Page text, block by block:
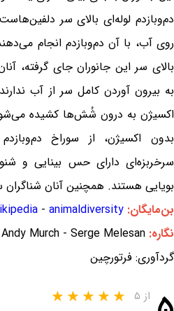
دم‌وبازدم لوله‌ای بالای سر
روی آب، با آن دم‌وبازدم انجام
بالای سر این جانوران جای گرفته،
به بیرون آوردن کامل سر از آب
اکسیژن به درون شُش‌ها کشیده می‌شود
بدون اکسیژن، از سوراخ
سرخربزه‌ای دارای حس بینایی و
بویایی هستند. همچنین آنان
بن‌مایگان:
- animaldiversity
نگاره: Andy Murch - Serge Melesan
گردآوری: فرتورچین
از ۵